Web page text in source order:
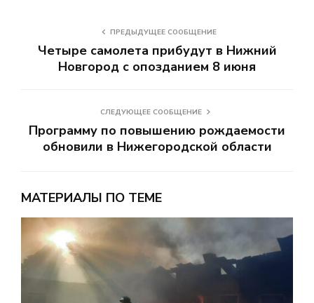
ПРЕДЫДУЩЕЕ СООБЩЕНИЕ
Четыре самолета прибудут в Нижний
Новгород с опозданием 8 июня
СЛЕДУЮЩЕЕ СООБЩЕНИЕ
Программу по повышению рождаемости
обновили в Нижегородской области
МАТЕРИАЛЫ ПО ТЕМЕ